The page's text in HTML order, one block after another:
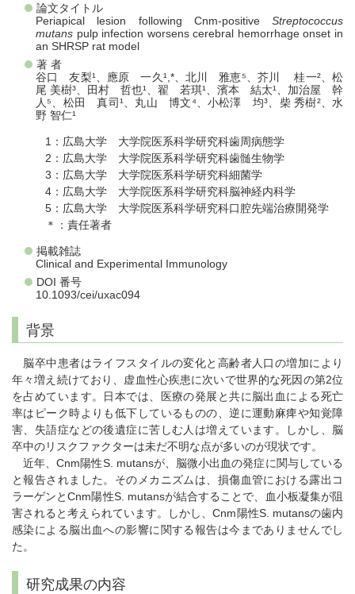
論文タイトル
Periapical lesion following Cnm-positive Streptococcus
mutans pulp infection worsens cerebral hemorrhage onset in
an SHRSP rat model
著 者
谷口 友梨¹、應原 一久¹,*、北川 雅恵⁵、芥川 桂一²、松
尾 美樹³、田村 哲也¹、翟 若琪¹、濱本 結太¹、加治屋 幹
人⁵、松田 真司¹、丸山 博文⁴、小松澤 均³、柴 秀樹²、水
野 智仁¹
1：広島大学 大学院医系科学研究科歯周病態学
2：広島大学 大学院医系科学研究科歯髄生物学
3：広島大学 大学院医系科学研究科細菌学
4：広島大学 大学院医系科学研究科脳神経内科学
5：広島大学 大学院医系科学研究科口腔先端治療開発学
＊：責任著者
掲載雑誌
Clinical and Experimental Immunology
DOI 番号
10.1093/cei/uxac094
背景
脳卒中患者はライフスタイルの変化と高齢者人口の増加により
年々増え続けており、虚血性心疾患に次いで世界的な死因の第2位
を占めています。日本では、医療の発展と共に脳出血による死亡
率はピーク時よりも低下しているものの、逆に運動麻痺や知覚障
害、失語症などの後遺症に苦しむ人は増えています。しかし、脳
卒中のリスクファクターは未だ不明な点が多いのが現状です。
近年、Cnm陽性S. mutansが、脳微小出血の発症に関与している
と報告されました。そのメカニズムは、損傷血管における露出コ
ラーゲンとCnm陽性S. mutansが結合することで、血小板凝集が阻
害されると考えられています。しかし、Cnm陽性S. mutansの歯内
感染による脳出血への影響に関する報告は今までありませんでし
た。
研究成果の内容